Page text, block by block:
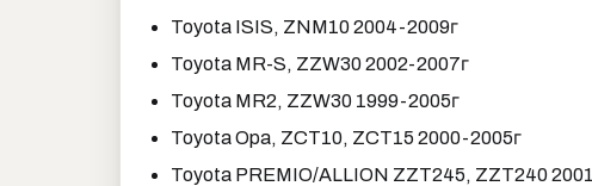
Toyota ISIS, ZNM10 2004-2009г
Toyota MR-S, ZZW30 2002-2007г
Toyota MR2, ZZW30 1999-2005г
Toyota Opa, ZCT10, ZCT15 2000-2005г
Toyota PREMIO/ALLION ZZT245, ZZT240